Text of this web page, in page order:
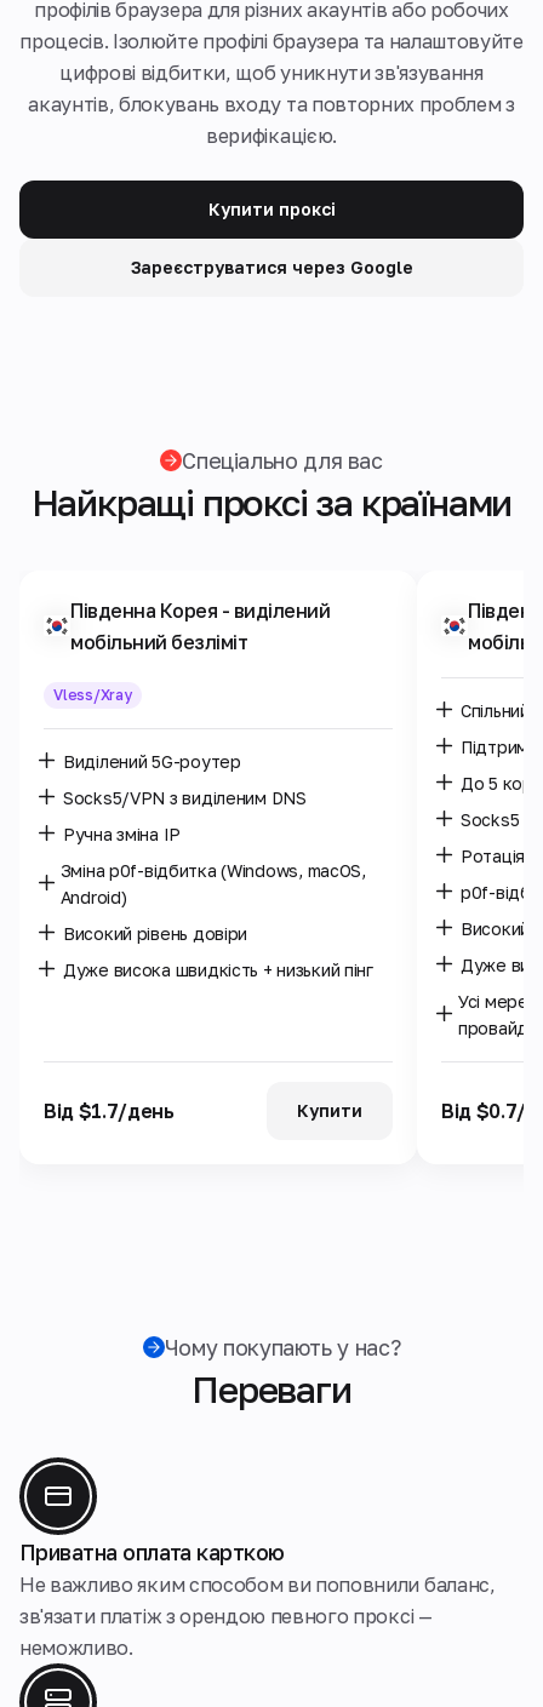
профілів браузера для різних акаунтів або робочих
процесів. Ізолюйте профілі браузера та налаштовуйте
цифрові відбитки, щоб уникнути зв'язування
акаунтів, блокувань входу та повторних проблем з
верифікацією.
Купити проксі
Зареєструватися через Google
Спеціально для вас
Найкращі проксі за країнами
Південна Корея - виділений
мобільний безліміт
Vless/Xray
Виділений 5G-роутер
Socks5/VPN з виділеним DNS
Ручна зміна IP
Зміна p0f-відбитка (Windows, macOS,
Android)
Високий рівень довіри
Дуже висока швидкість + низький пінг
Від $1.7/день Купити
Спільний
До 5
Socks5 /
Ротація
p0f-
Високий
Дуже
Усі
Від $0.7/
Чому покупають у нас?
Переваги
Приватна оплата карткою
Не важливо яким способом ви поповнили баланс,
зв'язати платіж з орендою певного проксі —
неможливо.